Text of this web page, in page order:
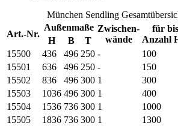
München Sendling
Art.-Nr.
Außenmaße Zwischen-
wände
für
Anzahl
H B
T
15500
436 496 250 - 100
15501
636 496 250 - 150
15502
836 496 300 1 300
15503
1036 496 300 1 400
15504
1536 736 300 1 1000
15505
1836 736 300 1 1300